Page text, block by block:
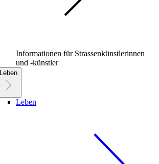
Informationen für Strassenkünstlerinnen
und -künstler
Leben
Leben